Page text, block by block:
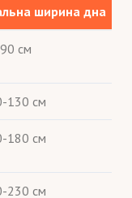
ширина дна
см
130 см
180 см
230 см